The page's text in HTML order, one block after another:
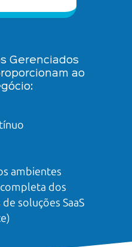
Gerenciados
ao
ambientes
dos
soluções SaaS